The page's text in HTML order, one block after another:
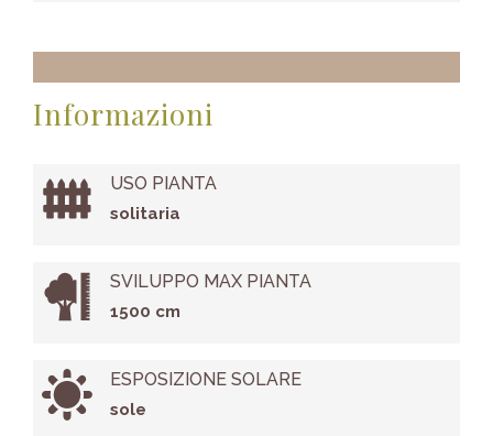
Informazioni
USO PIANTA
solitaria
SVILUPPO MAX PIANTA
1500 cm
ESPOSIZIONE SOLARE
sole